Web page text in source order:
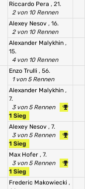
Riccardo Pera , 21.
2 von 10 Rennen
Alexey Nesov , 16.
2 von 10 Rennen
Alexander Malykhin ,
15.
4 von 10 Rennen
Enzo Trulli , 56.
1 von 5 Rennen
Alexander Malykhin ,
7.
3 von 5 Rennen
1 Sieg
Alexey Nesov , 7.
3 von 5 Rennen
1 Sieg
Max Hofer , 7.
3 von 5 Rennen
1 Sieg
Frederic Makowiecki ,